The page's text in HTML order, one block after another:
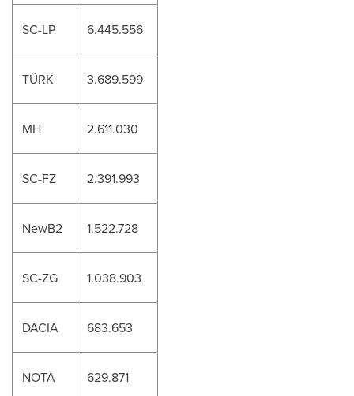
SC-LP 6.445.556
TÜRK 3.689.599
MH 2.611.030
SC-FZ 2.391.993
NewB2 1.522.728
SC-ZG 1.038.903
DACIA 683.653
NOTA 629.871